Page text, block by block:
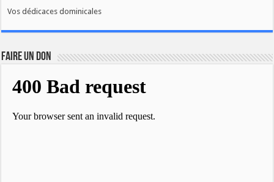
Vos dédicaces dominicales
FAIRE UN DON